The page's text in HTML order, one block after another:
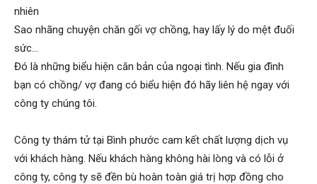
phong
tham
nhiên
Sao nhãng chuyện chăn gối vợ chồng, hay lấy lý do mệt đuối
sức…
Đó là những biểu hiện căn bản của ngoại tình. Nếu gia đình
bạn có chồng/ vợ đang có biểu hiện đó hãy liên hệ ngay với
công ty chúng tôi.
Công ty thám tử tại Bình phước cam kết chất lượng dịch vụ
với khách hàng. Nếu khách hàng không hài lòng và có lỗi ở
công ty, công ty sẽ đền bù hoàn toàn giá trị hợp đồng cho